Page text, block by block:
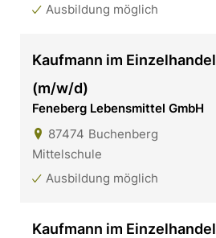
Ausbildung möglich
Kaufmann im Einzelhandel
(m/w/d)
Feneberg Lebensmittel GmbH
87474 Buchenberg
Mittelschule
Ausbildung möglich
Kaufmann im Einzelhandel